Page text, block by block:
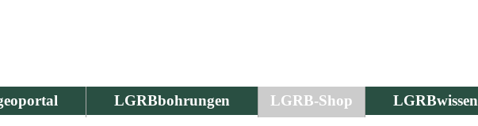
LGRBbohrungen LGRB-Shop LGRBwissen